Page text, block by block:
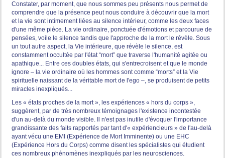
Constater, par moment, que nous sommes peu présents nous permet de
comprendre que la présence peut nous conduire à découvrir que la mort
et la vie sont intimement liées au silence intérieur, comme les deux faces
d'une même pièce. La vie ordinaire, ponctuée d'émotions et parcourue de
pensées, voile le silence tandis que l'approche de la mort le révèle. Sous
un tout autre aspect, la Vie intérieure, que révèle le silence, est
constamment occultée par l'état “mort” que traverse l'humanité agitée ou
apathique... Entre ces doubles états, qui s'entrecroisent et que le monde
ignore – la vie ordinaire où les hommes sont comme “morts” et la Vie
spirituelle naissant de la véritable mort de l'ego –, se produisent de petits
miracles inexpliqués...
Les « états proches de la mort », les expériences « hors du corps »,
suggèrent, par de très nombreux témoignages l'existence incontestée
d'un au-delà du monde visible. Il n'est pas inutile d'évoquer l'importance
grandissante des faits rapportés par tant d'« expériencieurs » de l'au-delà
ayant vécu une EMI (Expérience de Mort Imminente) ou une EHC
(Expérience Hors du Corps) comme disent les spécialistes qui étudient
ces nombreux phénomènes inexpliqués par les neurosciences.